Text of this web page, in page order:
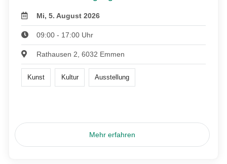
Mi, 5. August 2026
09:00 - 17:00 Uhr
Rathausen 2, 6032 Emmen
Kunst Kultur Ausstellung
Mehr erfahren